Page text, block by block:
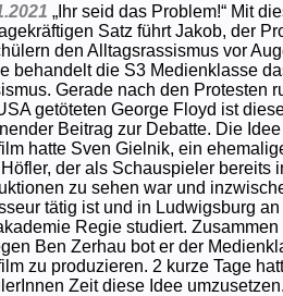
„Ihr seid das Problem!“ Mit
Satz führt Jakob, der
den Alltagsrassismus vor
behandelt die S3 Medienklasse
Gerade nach den Protesten
getöteten George Floyd ist
Beitrag zur Debatte. Die
hatte Sven Gielnik, ein
der als Schauspieler bereits
zu sehen war und
tätig ist und in Ludwigsburg an
Regie studiert. Zusammen
Ben Zerhau bot er der
zu produzieren. 2 kurze Tage
Zeit diese Idee umzusetzen.